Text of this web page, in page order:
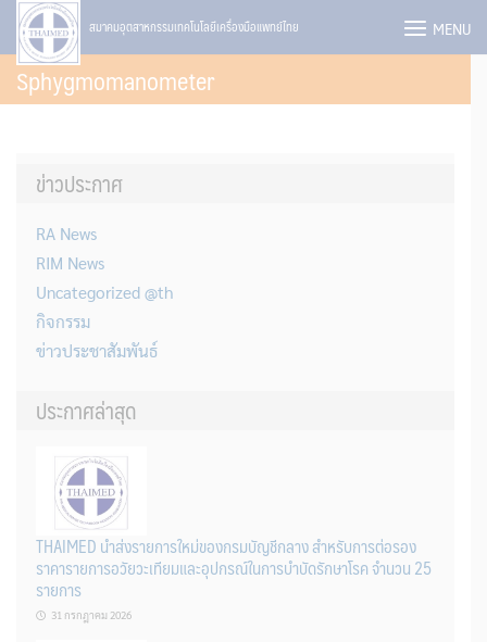
Skip
content
สมาคมอุตสาหกรรมเทคโนโลยีเครื่องมือแพทย์ไทย MENU
Sphygmomanometer
ข่าวประกาศ
RA News
RIM News
Uncategorized @th
กิจกรรม
ข่าวประชาสัมพันธ์
ประกาศล่าสุด
THAIMED นำส่งรายการใหม่ของกรมบัญชีกลาง สำหรับการต่อรอง
ราคารายการอวัยวะเทียมและอุปกรณ์ในการบำบัดรักษาโรค จำนวน 25
รายการ
31 กรกฎาคม 2026